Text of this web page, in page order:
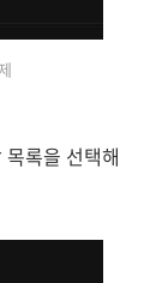
록을 선택해